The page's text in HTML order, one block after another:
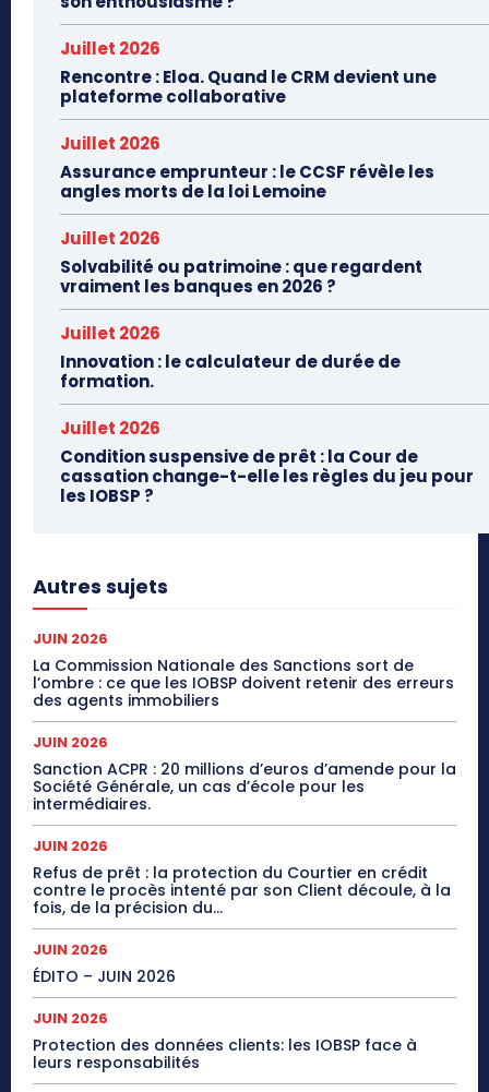
Juillet 2026
Rencontre : Eloa. Quand le CRM devient une
plateforme collaborative
Juillet 2026
Assurance emprunteur : le CCSF révèle les
angles morts de la loi Lemoine
Juillet 2026
Solvabilité ou patrimoine : que regardent
vraiment les banques en 2026 ?
Juillet 2026
Innovation : le calculateur de durée de
formation.
Juillet 2026
Condition suspensive de prêt : la Cour de
cassation change-t-elle les règles du jeu pour
les IOBSP ?
Autres sujets
JUIN 2026
La Commission Nationale des Sanctions sort de
l’ombre : ce que les IOBSP doivent retenir des erreurs
des agents immobiliers
JUIN 2026
Sanction ACPR : 20 millions d’euros d’amende pour la
Société Générale, un cas d’école pour les
intermédiaires.
JUIN 2026
Refus de prêt : la protection du Courtier en crédit
contre le procès intenté par son Client découle, à la
fois, de la précision du...
JUIN 2026
ÉDITO – JUIN 2026
JUIN 2026
Protection des données clients: les IOBSP face à
leurs responsabilités